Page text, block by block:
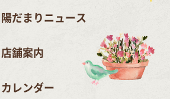
陽だまりニュース
店舗案内
カレンダー